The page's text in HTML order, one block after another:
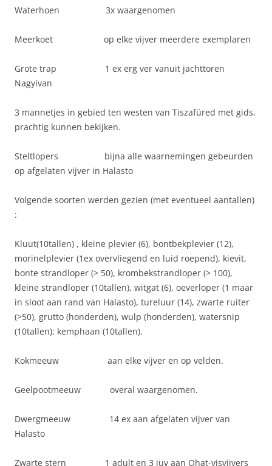
Waterhoen 3x waargenomen
Meerkoet op elke vijver meerdere exemplaren
Grote trap 1 ex erg ver vanuit jachttoren
Nagyivan
3 mannetjes in gebied ten westen van Tiszafüred met gids,
prachtig kunnen bekijken.
Steltlopers bijna alle waarnemingen gebeurden
op afgelaten vijver in Halasto
Volgende soorten werden gezien (met eventueel aantallen)
:
Kluut(10tallen) , kleine plevier (6), bontbekplevier (12),
morinelplevier (1ex overvliegend en luid roepend), kievit,
bonte strandloper (> 50), krombekstrandloper (> 100),
kleine strandloper (10tallen), witgat (6), oeverloper (1 maar
in sloot aan rand van Halasto), tureluur (14), zwarte ruiter
(>50), grutto (honderden), wulp (honderden), watersnip
(10tallen); kemphaan (10tallen).
Kokmeeuw aan elke vijver en op velden.
Geelpootmeeuw overal waargenomen.
Dwergmeeuw 14 ex aan afgelaten vijver van
Halasto
Zwarte stern 1 adult en 3 juv aan Ohat-visvijvers